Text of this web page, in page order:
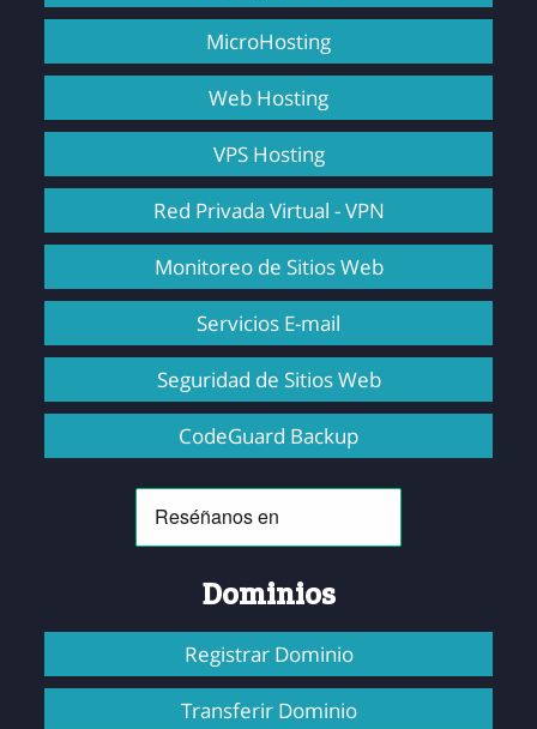
MicroHosting
Web Hosting
VPS Hosting
Red Privada Virtual - VPN
Monitoreo de Sitios Web
Servicios E-mail
Seguridad de Sitios Web
CodeGuard Backup
Dominios
Registrar Dominio
Transferir Dominio